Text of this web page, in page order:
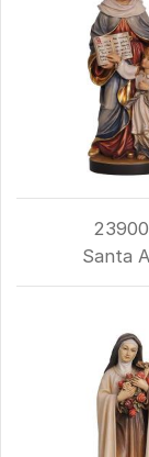
Santa